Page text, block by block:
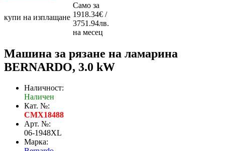
купи на изплащане
Само за
1918.34€ /
3751.94лв.
на месец
Машина за рязане на ламарина
BERNARDO, 3.0 kW
Наличност:
Наличен
Кат. №:
CMX18488
Арт. №:
06-1948XL
Марка: